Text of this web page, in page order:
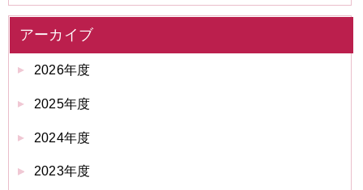
アーカイブ
2026年度
2025年度
2024年度
2023年度